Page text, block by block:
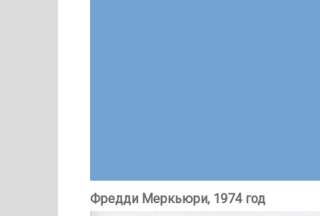
Фредди Меркьюри, 1974 год